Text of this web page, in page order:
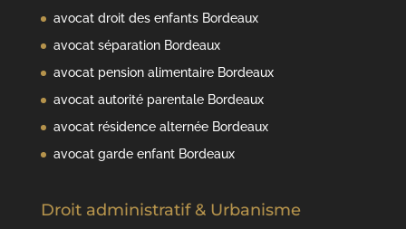
avocat droit des enfants Bordeaux
avocat séparation Bordeaux
avocat pension alimentaire Bordeaux
avocat autorité parentale Bordeaux
avocat résidence alternée Bordeaux
avocat garde enfant Bordeaux
Droit administratif & Urbanisme